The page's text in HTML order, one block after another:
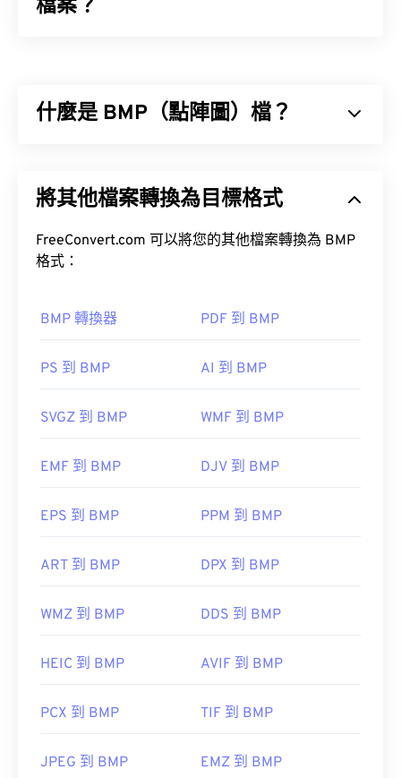
檔案？
捕獲的所有影像資訊。由於檔案未壓縮，因此不會遺
如何開啟 ARW 檔案？
Sony提供Sony® RAW 驅動程式作為開啟 ARW 檔
案的預設程式。它允許您在 Microsoft Windows 作業
Photoshop
在 Linux/Unix 系統上，可以使用開源程式
XnView MP
實用連結：
imaging.sony.co.jp/www/disoft/int/idc/intro/raw.html"
255, 255);">https://support.d-
什麼是 BMP（點陣圖）檔？
柵格圖形的點陣資料結構，該結構決定了影像的色彩
缺乏壓縮，BMP 檔案通常很大。
BMP 檔案可以是設備相關的，也可以是設備無關
Microsoft Paint
DIB
立 BMP 文件，例如
Adobe Illustrator。
CorelDRAW
Apple Photos ColorStrokes
初始發布日期：
1985 年 11 月 20 日
https://en.wikipedia.org/wiki/BMP_file_format
將其他檔案轉換為目標格式
FreeConvert.com 可以將您的其他檔案轉換為 BMP
格式：
BMP 轉換器 PDF 到 BMP
PS 到 BMP AI 到 BMP
SVGZ 到 BMP WMF 到 BMP
EMF 到 BMP DJV 到 BMP
EPS 到 BMP PPM 到 BMP
ART 到 BMP DPX 到 BMP
WMZ 到 BMP DDS 到 BMP
HEIC 到 BMP AVIF 到 BMP
PCX 到 BMP TIF 到 BMP
JPEG 到 BMP EMZ 到 BMP